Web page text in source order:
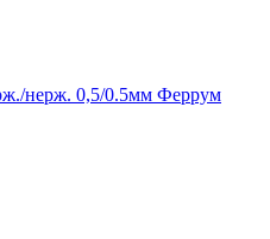
нерж. 0,5/0.5мм Феррум